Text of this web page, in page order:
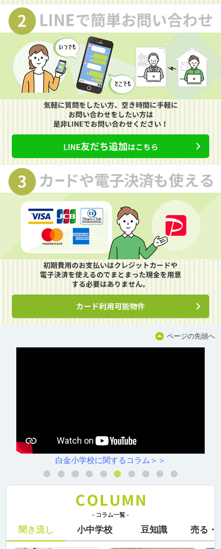
ページの先頭へ
白金小学校に関するコラム＞＞
- コラム一覧 -
聞き流し 小中学校 豆知識 売る・